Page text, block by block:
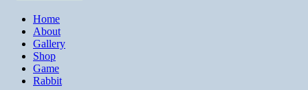
Home
About
Gallery
Shop
Game
Rabbit